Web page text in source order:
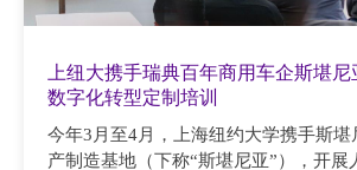
上纽大携手瑞典百年商用车企斯堪
数字化转型定制培训
今年3月至4月，上海纽约大学携手斯堪
产制造基地（下称“斯堪尼亚”），开展